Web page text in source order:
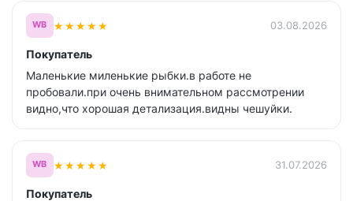
WB ★★★★★ 03.08.2026
Покупатель
Маленькие миленькие рыбки.в работе не
пробовали.при очень внимательном рассмотрении
видно,что хорошая детализация.видны чешуйки.
WB ★★★★★ 31.07.2026
Покупатель